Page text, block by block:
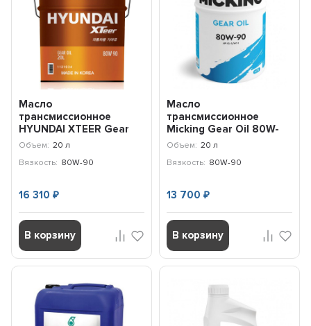
Масло
трансмиссионное
HYUNDAI XTEER Gear
Oil-5 80W-90 LSD (20л)
Объем: 20 л
Вязкость: 80W-90
16 310₽
В корзину
Масло
трансмиссионное
Micking Gear Oil 80W-
90 GL-5/MT-1 (20л)
Объем: 20 л
Вязкость: 80W-90
13 700 ₽
В корзину